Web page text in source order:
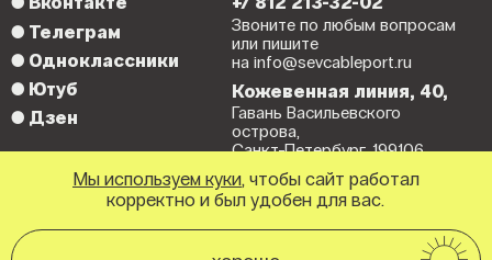
●Телеграм
●Одноклассники
●Ютуб
●Дзен
Звоните по любым вопросам
или пишите
на info@sevcableport.ru
Кожевенная линия, 40,
Гавань Васильевского
острова,
Санкт-Петербург, 199106.
© Севкабель Порт
дизайн:
поддержка:
Мы используем куки, чтобы сайт работал
корректно и был удобен для вас.